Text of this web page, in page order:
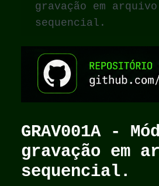
gravação em arquivo
sequencial.
GRAV001A -
gravação em
sequencial.